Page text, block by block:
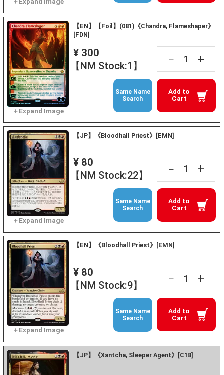
【EN】【Foil】(081)《Chandra, Flameshaper》
[FDN]
¥ 300
【NM Stock:1】
－ +
Add to
Cart
Same Name
Search
【JP】《Bloodhall Priest》[EMN]
¥ 80
【NM Stock:22】
－ +
Add to
Cart
Same Name
Search
【EN】《Bloodhall Priest》[EMN]
¥ 80
【NM Stock:9】
－ +
Add to
Cart
Same Name
Search
【JP】《Xantcha, Sleeper Agent》[C18]